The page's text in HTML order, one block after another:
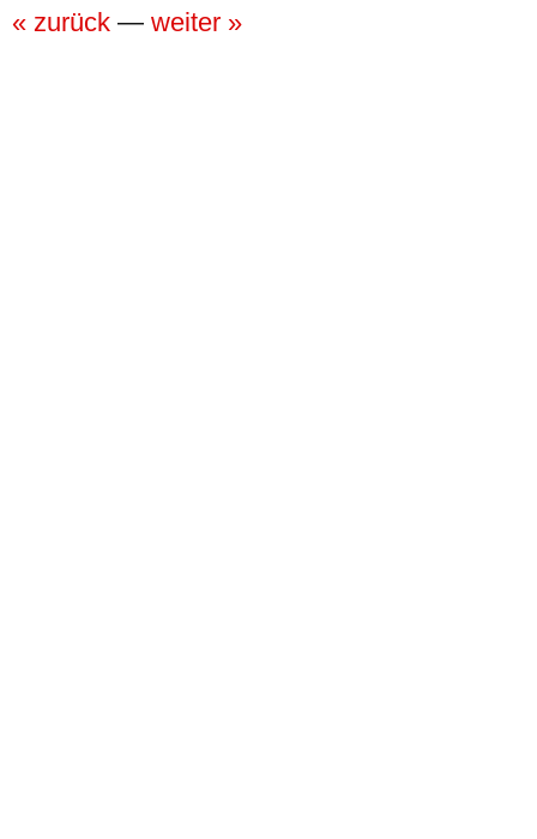
« zurück — weiter »